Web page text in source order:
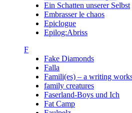
Ein Schatten unserer Selbst
Embrasser le chaos
Epiclogue
Epilog:Abriss
F
Fake Diamonds
Falla
Famili(es) – a writing
family creatures
Faserland-Boys und Ich
Fat Camp